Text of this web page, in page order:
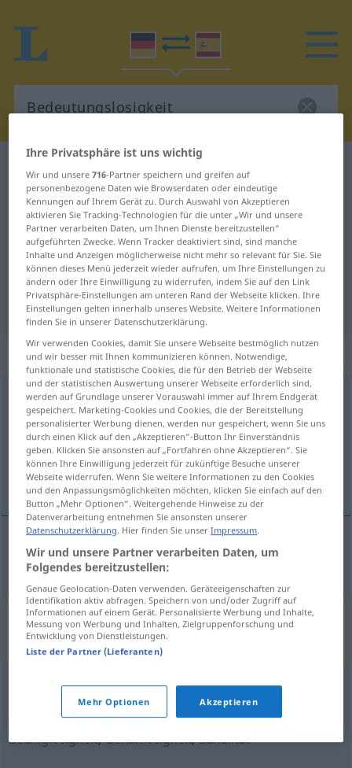
Bedeutungslosigkeit
Deutsch-Spanisch Übersetzung für
"Bedeutungslosigkeit"
"Bedeutungslosigkeit" Spanisch
Übersetzung
„Bedeutungslosigkeit“: Femininum
Bedeutungslosigkeitf <Bedeutungslosigkeit>
Übersicht aller Übersetzungen
(Für mehr Details die Übersetzung anklicken/antippen)
insignificancia
insignificanciaf Bedeutungslosigkeit
Synonyme für
"Bedeutungslosigkeit"
,Binse (ugs.),Unwichtigkeit,Binsenweisheit
Trivialität,Nichtigkeit,Schnickschnack (ugs.),
Belanglosigkeit,Gehaltlosigkeit,Banalität
Ihre Privatsphäre ist uns wichtig
Wir und unsere716-Partner speichern und greifen auf
personenbezogene Daten wie Browserdaten oder eindeutige
Kennungen auf Ihrem Gerät zu. Durch Auswahl von Akzeptieren
aktivieren Sie Tracking-Technologien für die unter „Wir und unsere
Partner verarbeiten Daten, um Ihnen Dienste bereitzustellen“
aufgeführten Zwecke. Wenn Tracker deaktiviert sind, sind manche
Inhalte und Anzeigen möglicherweise nicht mehr so relevant für Sie. Sie
können dieses Menü jederzeit wieder aufrufen, um Ihre Einstellungen zu
ändern oder Ihre Einwilligung zu widerrufen, indem Sie auf den Link
Privatsphäre-Einstellungen am unteren Rand der Webseite klicken. Ihre
Einstellungen gelten innerhalb unseres Website. Weitere Informationen
finden Sie in unserer Datenschutzerklärung.
Wir verwenden Cookies, damit Sie unsere Webseite bestmöglich nutzen
und wir besser mit Ihnen kommunizieren können. Notwendige,
funktionale und statistische Cookies, die für den Betrieb der Webseite
und der statistischen Auswertung unserer Webseite erforderlich sind,
werden auf Grundlage unserer Vorauswahl immer auf Ihrem Endgerät
gespeichert. Marketing-Cookies und Cookies, die der Bereitstellung
personalisierter Werbung dienen, werden nur gespeichert, wenn Sie uns
durch einen Klick auf den „Akzeptieren“-Button Ihr Einverständnis
geben. Klicken Sie ansonsten auf „Fortfahren ohne Akzeptieren“. Sie
können Ihre Einwilligung jederzeit für zukünftige Besuche unserer
Webseite widerrufen. Wenn Sie weitere Informationen zu den Cookies
und den Anpassungsmöglichkeiten möchten, klicken Sie einfach auf den
Button „Mehr Optionen“. Weitergehende Hinweise zu der
Datenverarbeitung entnehmen Sie ansonsten unserer
Datenschutzerklärung. Hier finden Sie unserImpressum.
Wir und unsere Partner verarbeiten Daten, um
Folgendes bereitzustellen:
Genaue Geolocation-Daten verwenden. Geräteeigenschaften zur
Identifikation aktiv abfragen. Speichern von und/oder Zugriff auf
Informationen auf einem Gerät. Personalisierte Werbung und Inhalte,
Messung von Werbung und Inhalten, Zielgruppenforschung und
Entwicklung von Dienstleistungen.
Liste der Partner (Lieferanten)
Mehr Optionen Akzeptieren